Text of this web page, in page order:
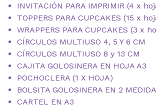
INVITACIÓN PARA IMPRIMIR (4 x
TOPPERS PARA CUPCAKES (15 x
WRAPPERS PARA CUPCAKES (3 x
CÍRCULOS MULTIUSO 4, 5 Y 6 CM
CÍRCULOS MULTIUSO 8 y 13 CM
CAJITA GOLOSINERA EN HOJA A3
POCHOCLERA (1 X HOJA)
BOLSITA GOLOSINERA EN 2
CARTEL EN A3